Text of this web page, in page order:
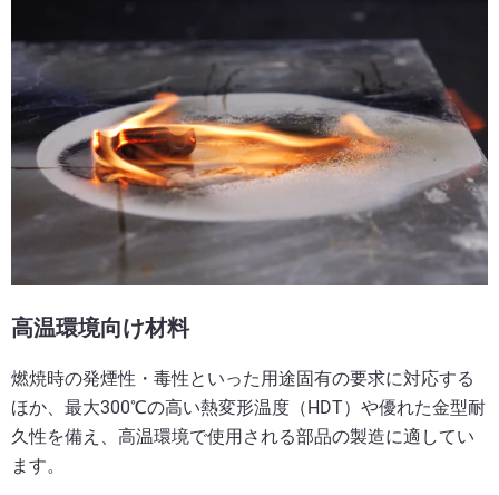
高温環境向け材料
燃焼時の発煙性・毒性といった用途固有の要求に対応する
ほか、最大300℃の高い熱変形温度（HDT）や優れた金型耐
久性を備え、高温環境で使用される部品の製造に適してい
ます。